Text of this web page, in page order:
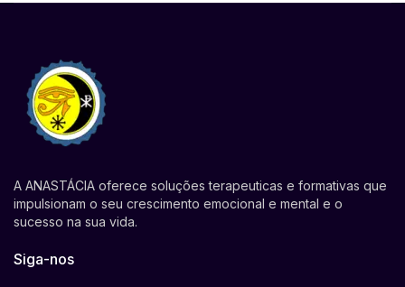
A ANASTÁCIA oferece soluções terapeuticas e formativas que
impulsionam o seu crescimento emocional e mental e o
sucesso na sua vida.
Siga-nos